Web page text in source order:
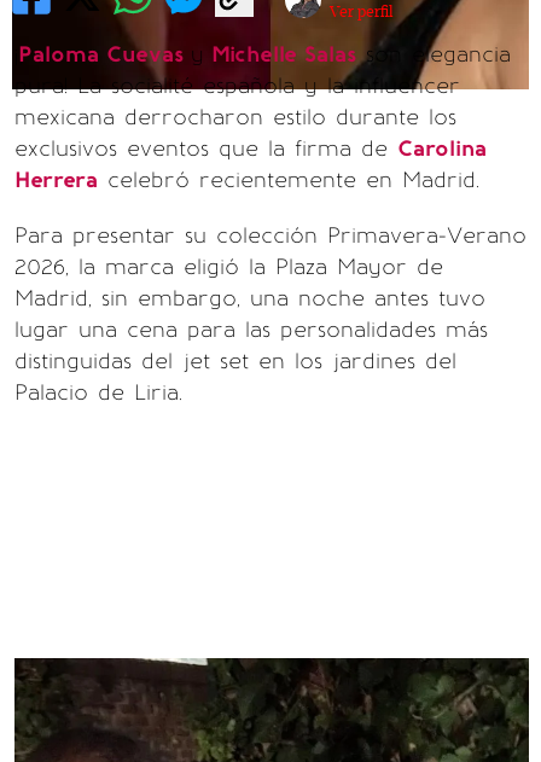
Ver perfil
Paloma Cuevas y Michelle Salas son elegancia
pura! La socialité española y la influencer
mexicana derrocharon estilo durante los
exclusivos eventos que la firma de Carolina
Herrera celebró recientemente en Madrid.
Para presentar su colección Primavera-Verano
2026, la marca eligió la Plaza Mayor de
Madrid, sin embargo, una noche antes tuvo
lugar una cena para las personalidades más
distinguidas del jet set en los jardines del
Palacio de Liria.